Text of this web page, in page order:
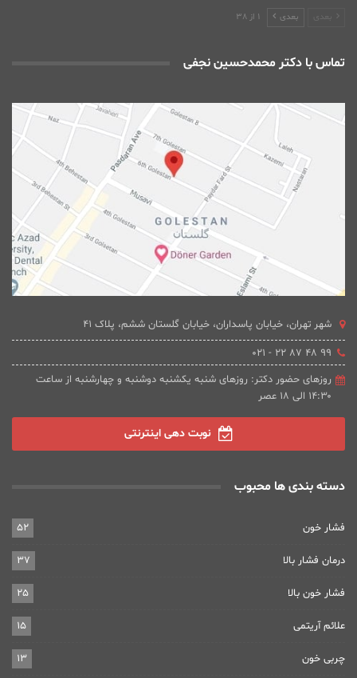
بعدی بعدی 1 از 38
تماس با دکتر محمدحسین نجفی
شهر تهران، خیابان پاسداران، خیابان گلستان ششم، پلاک 41
۹۹ ۴۸ ۸۷ ۲۲ - ۰۲۱
روزهای حضور دکتر: روزهای شنبه یکشنبه دوشنبه و چهارشنبه از ساعت
۱۴:۳۰ الی ۱۸ عصر
نوبت دهی اینترنتی
دسته بندی ها محبوب
فشار خون 52
درمان فشار بالا 37
فشار خون بالا 25
علائم آریتمی 15
چربی خون 13